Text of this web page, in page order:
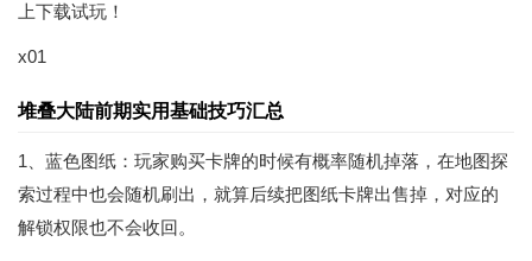
上下载试玩！
x01
堆叠大陆前期实用基础技巧汇总
1、蓝色图纸：玩家购买卡牌的时候有概率随机掉落，在地图探
索过程中也会随机刷出，就算后续把图纸卡牌出售掉，对应的
解锁权限也不会收回。